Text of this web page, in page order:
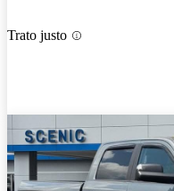
Trato justo